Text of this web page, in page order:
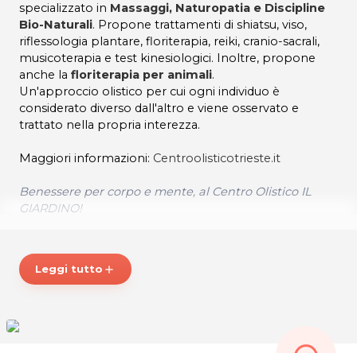
specializzato in Massaggi, Naturopatia e Discipline
Bio-Naturali. Propone trattamenti di shiatsu, viso,
riflessologia plantare, floriterapia, reiki, cranio-sacrali,
musicoterapia e test kinesiologici. Inoltre, propone
anche la floriterapia per animali.
Un'approccio olistico per cui ogni individuo è
considerato diverso dall'altro e viene osservato e
trattato nella propria interezza.
Maggiori informazioni: Centroolisticotrieste.it
Benessere per corpo e mente, al Centro Olistico IL
GIARDINO!
ORARI
CENTRO OLISTICO IL GIARDINO DEGLI ANGELI
Leggi tutto add